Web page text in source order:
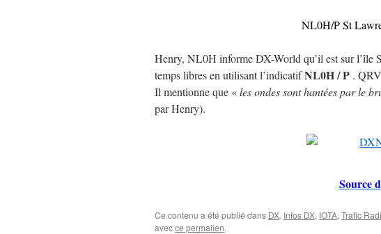
NL0H/P St
Henry, NL0H informe DX-World qu’il est sur l’île
temps libres en utilisant l’indicatifNL0H / P .
Il mentionne que «les ondes sont hantées par le
par Henry).
Source
Ce contenu a été publié dans DX, Infos DX, IOTA, Trafic
avecce permalien.